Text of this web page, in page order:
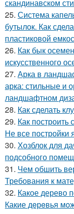
скандинавском
25. Система
бутылок. Как
пластиковой
26. Как бык
искусственного
27. Арка в
арка: стильные и
ландшафтном
28. Как сделать
29. Как построить
Не все
30. Хозблок для
подсобного
31. Чем обшить
Требования к
32. Какое дерево
Какие дeрeвья